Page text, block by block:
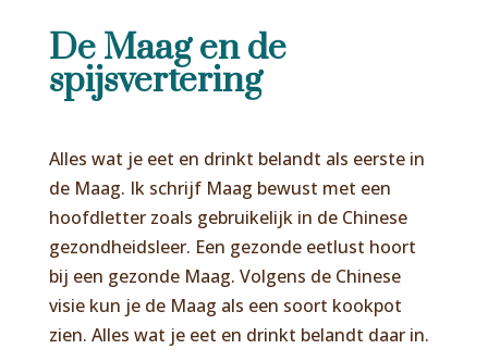
De Maag en de
spijsvertering
Alles wat je eet en drinkt belandt als eerste in
de Maag. Ik schrijf Maag bewust met een
hoofdletter zoals gebruikelijk in de Chinese
gezondheidsleer. Een gezonde eetlust hoort
bij een gezonde Maag. Volgens de Chinese
visie kun je de Maag als een soort kookpot
zien. Alles wat je eet en drinkt belandt daar in.